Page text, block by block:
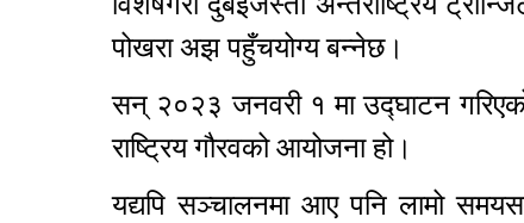
पोखरा अझ पहुँचयोग्य बन्नेछ।
सन् २०२३ जनवरी १ मा उद्घाटन
राष्ट्रिय गौरवको आयोजना हो।
यद्यपि सञ्चालनमा आए पनि लामो